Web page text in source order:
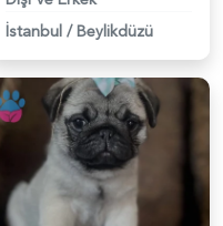
İstanbul /Beylikdüzü